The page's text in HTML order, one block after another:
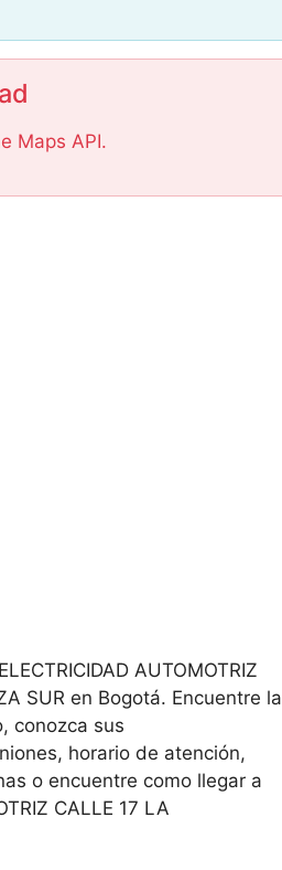
Maps API.
AUTOMOTRIZ
SUR en Bogotá. Encuentre la
conozca sus
horario de atención,
o encuentre como llegar a
CALLE 17 LA